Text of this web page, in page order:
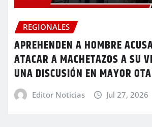
REGIONALES
APREHENDEN A HOMBRE
ATACAR A MACHETAZOS A SU
UNA DISCUSIÓN EN MAYOR
Editor Noticias Jul 27, 2026